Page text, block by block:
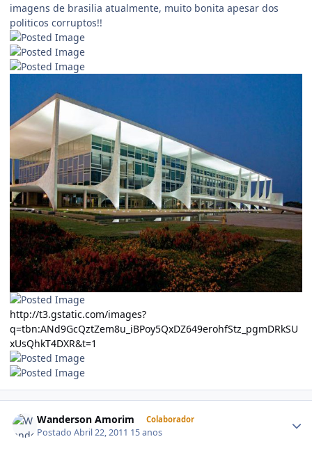
imagens de brasilia atualmente, muito bonita apesar dos
politicos corruptos!!
http://t3.gstatic.com/images?
q=tbn:ANd9GcQztZem8u_iBPoy5QxDZ649erohfStz_pgmDRkSU
xUsQhkT4DXR&t=1
Wanderson Amorim Colaborador
PostadoAbril 22, 2011 15 anos